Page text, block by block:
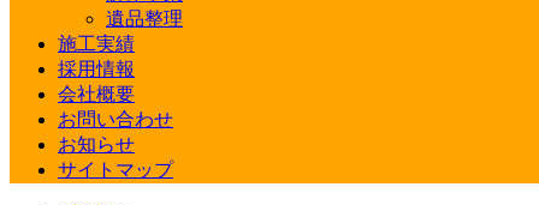
遺品整理
施工実績
採用情報
会社概要
お問い合わせ
お知らせ
サイトマップ